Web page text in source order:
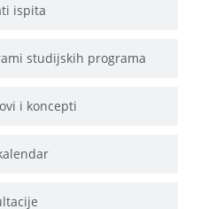
ispita
studijskih programa
i koncepti